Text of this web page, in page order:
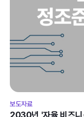
보도자료
2030년 '자율 비즈니